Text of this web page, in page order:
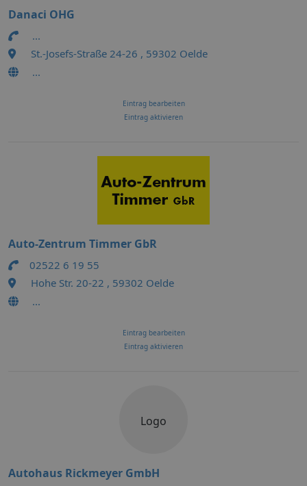
Danaci OHG
...
St.-Josefs-Straße 24-26 , 59302 Oelde
...
Eintrag bearbeiten
Eintrag aktivieren
Auto-Zentrum Timmer GbR
02522 6 19 55
Hohe Str. 20-22 , 59302 Oelde
...
Eintrag bearbeiten
Eintrag aktivieren
Logo
Autohaus Rickmeyer GmbH